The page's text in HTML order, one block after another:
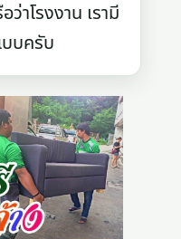
าโรงงาน เรามี
บครับ